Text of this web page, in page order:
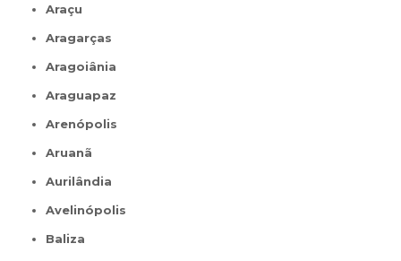
Araçu
Aragarças
Aragoiânia
Araguapaz
Arenópolis
Aruanã
Aurilândia
Avelinópolis
Baliza